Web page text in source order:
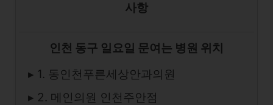
사항
인천 동구 일요일 문여는 병원 위치
▸ 1. 동인천푸른세상안과의원
▸ 2. 메인의원 인천주안점